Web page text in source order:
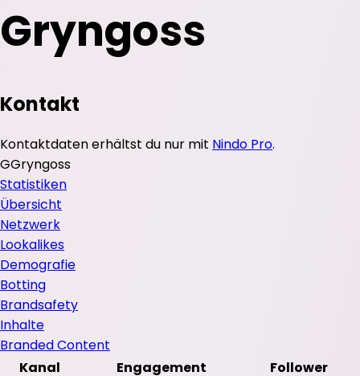
Gryngoss
Kontakt
Kontaktdaten erhältst du nur mit Nindo Pro.
GGryngoss
Statistiken
Übersicht
Netzwerk
Lookalikes
Demografie
Botting
Brandsafety
Inhalte
Branded Content
Kanal
Engagement
Follower